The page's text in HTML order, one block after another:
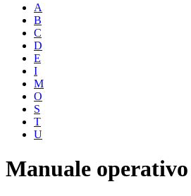
A
B
C
D
E
I
M
O
S
T
U
Manuale